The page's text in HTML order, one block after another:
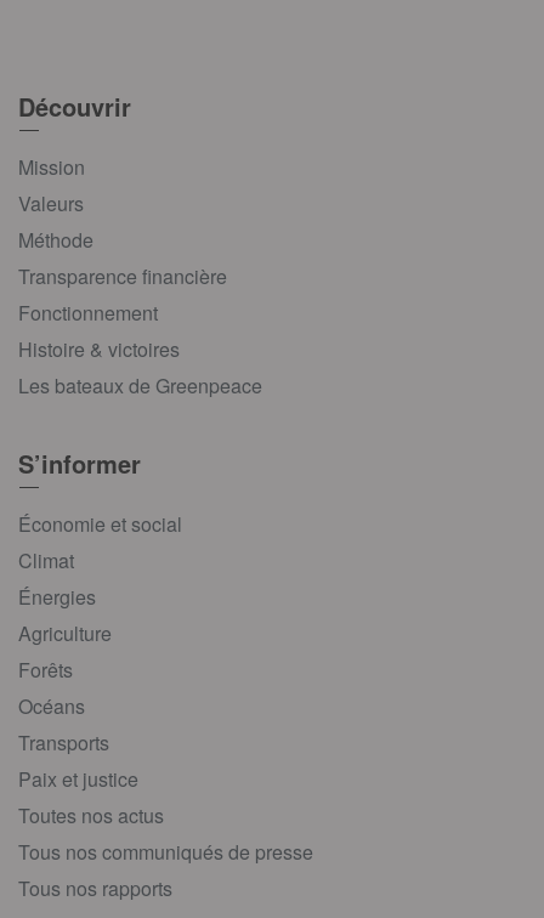
Découvrir
Mission
Valeurs
Méthode
Transparence financière
Fonctionnement
Histoire & victoires
Les bateaux de Greenpeace
S’informer
Économie et social
Climat
Énergies
Agriculture
Forêts
Océans
Transports
Paix et justice
Toutes nos actus
Tous nos communiqués de presse
Tous nos rapports